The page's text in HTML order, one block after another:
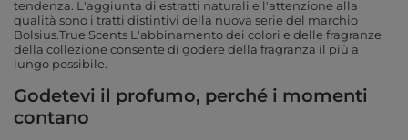
tendenza. L'aggiunta di estratti naturali e l'attenzione alla
qualità sono i tratti distintivi della nuova serie del marchio
Bolsius.True Scents L'abbinamento dei colori e delle fragranze
della collezione consente di godere della fragranza il più a
lungo possibile.
Godetevi il profumo, perché i momenti
contano